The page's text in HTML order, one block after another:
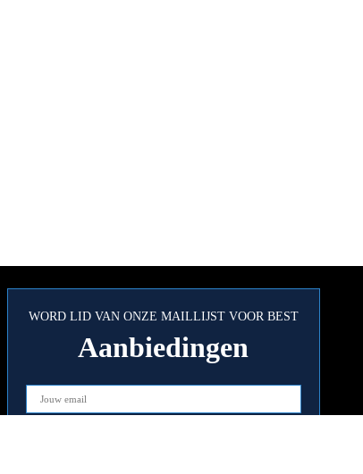
WORD LID VAN ONZE MAILLIJST VOOR BEST
Aanbiedingen